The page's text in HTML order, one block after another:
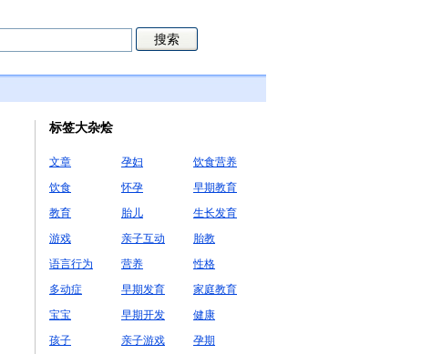
标签大杂烩
文章 孕妇
饮食营养
饮食
怀孕
早期教育
教育
胎儿
生长发育
游戏
亲子互动
胎教
语言行为
营养
性格
多动症
早期发育
家庭教育
宝宝
早期开发
健康
孩子
亲子游戏
孕期